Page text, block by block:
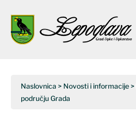
Ova
web
stranica
Open
Close
Naslovnica > Novosti i informacije >
području Grada